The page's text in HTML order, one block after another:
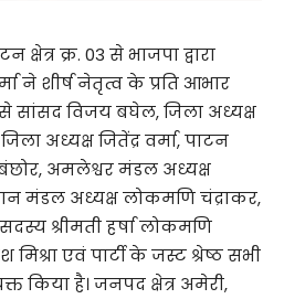
क्र. 03 से भाजपा द्वारा
ने शीर्ष नेतृत्व के प्रति आभार
सांसद विजय बघेल, जिला अध्यक्ष
अध्यक्ष जितेंद्र वर्मा, पाटन
अमलेश्वर मंडल अध्यक्ष
मंडल अध्यक्ष लोकमणि चंद्राकर,
श्रीमती हर्षा लोकमणि
मिश्रा एवं पार्टी के जस्ट श्रेष्ठ सभी
किया है। जनपद क्षेत्र अमेरी,